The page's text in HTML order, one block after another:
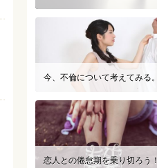
今、不倫について考えてみる。
恋人との倦怠期を乗り切ろう！